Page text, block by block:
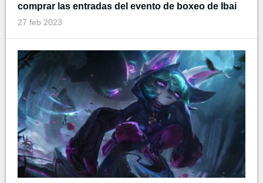
comprar las entradas del evento de boxeo de Ibai
27 feb 2023